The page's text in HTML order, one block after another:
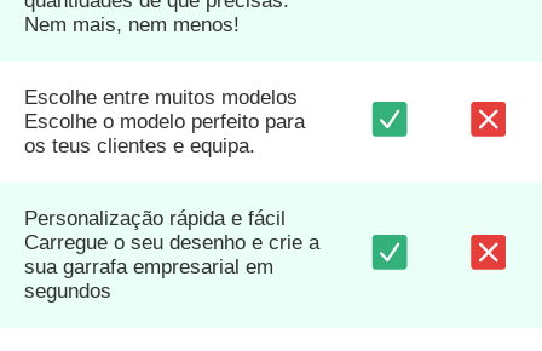
Nem mais, nem menos!
Escolhe entre muitos modelos
Escolhe o modelo perfeito para
os teus clientes e equipa.
Personalização rápida e fácil
Carregue o seu desenho e crie a
sua garrafa empresarial em
segundos